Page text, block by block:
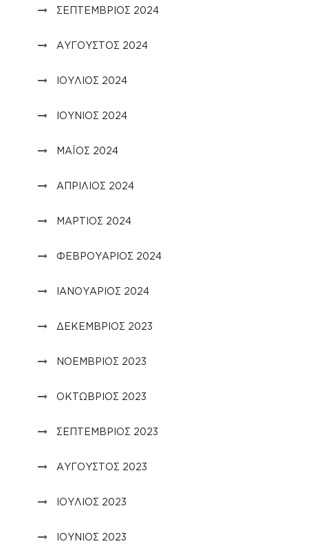
ΣΕΠΤΈΜΒΡΙΟΣ 2024
ΑΎΓΟΥΣΤΟΣ 2024
ΙΟΎΛΙΟΣ 2024
ΙΟΎΝΙΟΣ 2024
ΜΆΙΟΣ 2024
ΑΠΡΊΛΙΟΣ 2024
ΜΆΡΤΙΟΣ 2024
ΦΕΒΡΟΥΆΡΙΟΣ 2024
ΙΑΝΟΥΆΡΙΟΣ 2024
ΔΕΚΈΜΒΡΙΟΣ 2023
ΝΟΈΜΒΡΙΟΣ 2023
ΟΚΤΏΒΡΙΟΣ 2023
ΣΕΠΤΈΜΒΡΙΟΣ 2023
ΑΎΓΟΥΣΤΟΣ 2023
ΙΟΎΛΙΟΣ 2023
ΙΟΎΝΙΟΣ 2023